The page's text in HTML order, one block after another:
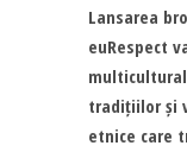
Lansarea
euRespect
tradițiilor și
etnice care